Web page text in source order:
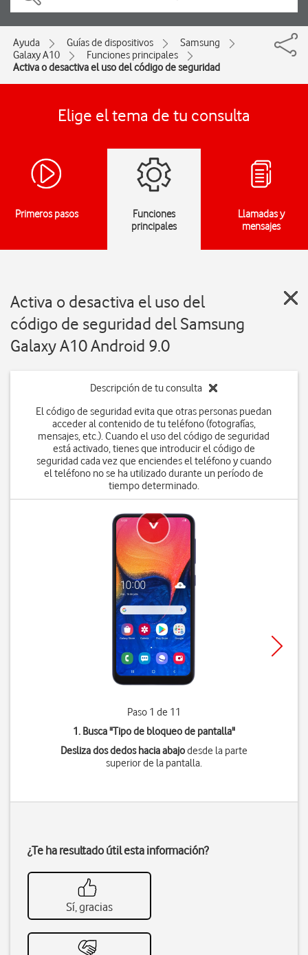
Ayuda Guías de dispositivos
Samsung
Galaxy A10
Funciones principales
Activa o desactiva el uso del código de seguridad
Elige el tema de tu consulta
Primeros pasos
Funciones
principales
Llamadas y
mensajes
Activa o desactiva el uso del
código de seguridad del Samsung
Galaxy A10 Android 9.0
Descripción de tu consulta
El código de seguridad evita que otras personas puedan
acceder al contenido de tu teléfono (fotografías,
mensajes, etc.). Cuando el uso del código de seguridad
está activado, tienes que introducir el código de
seguridad cada vez que enciendes el teléfono y cuando
el teléfono no se ha utilizado durante un período de
tiempo determinado.
Paso 1 de 11
1. Busca "Tipo de bloqueo de pantalla"
Desliza dos dedos hacia abajodesde la parte
superior de la pantalla.
¿Te ha resultado útil esta información?
Sí, gracias